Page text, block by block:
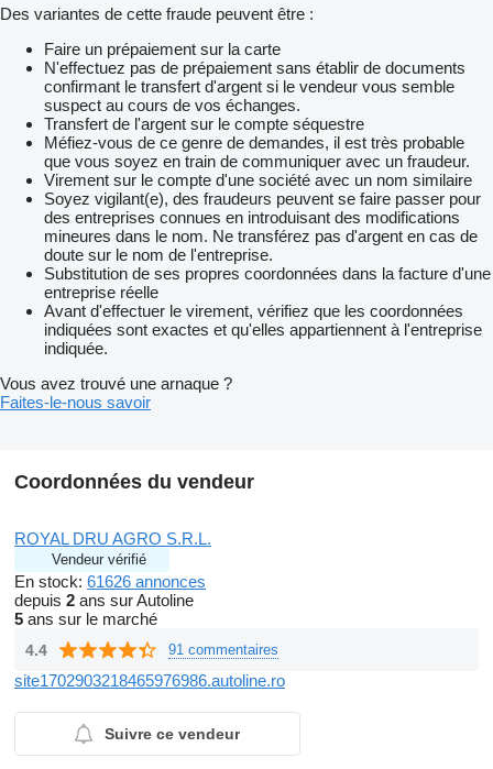
Des variantes de cette fraude peuvent être :
Faire un prépaiement sur la carte
N'effectuez pas de prépaiement sans établir de documents
confirmant le transfert d'argent si le vendeur vous semble
suspect au cours de vos échanges.
Transfert de l'argent sur le compte séquestre
Méfiez-vous de ce genre de demandes, il est très probable
que vous soyez en train de communiquer avec un fraudeur.
Virement sur le compte d'une société avec un nom similaire
Soyez vigilant(e), des fraudeurs peuvent se faire passer pour
des entreprises connues en introduisant des modifications
mineures dans le nom. Ne transférez pas d'argent en cas de
doute sur le nom de l'entreprise.
Substitution de ses propres coordonnées dans la facture d'une
entreprise réelle
Avant d'effectuer le virement, vérifiez que les coordonnées
indiquées sont exactes et qu'elles appartiennent à l'entreprise
indiquée.
Vous avez trouvé une arnaque ?
Faites-le-nous savoir
Coordonnées du vendeur
ROYAL DRU AGRO S.R.L.
Vendeur vérifié
En stock: 61626 annonces
depuis 2 ans sur Autoline
5 ans sur le marché
4.4 91 commentaires
site1702903218465976986.autoline.ro
Suivre ce vendeur